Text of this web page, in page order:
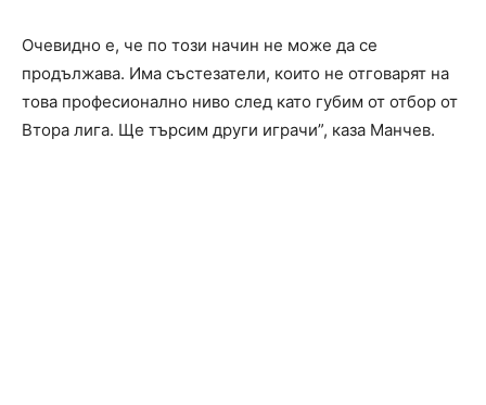
Очевидно е, че по този начин не може да се
продължава. Има състезатели, които не отговарят на
това професионално ниво след като губим от отбор от
Втора лига. Ще търсим други играчи”, каза Манчев.